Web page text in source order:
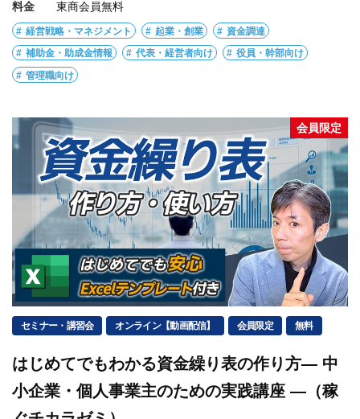
料金
東商会員無料
経営戦略・マネジメント 起業・創業 資金調達
補助金・助成金情報 代表・経営者向け 役員・幹部向け
管理職向け
会員限定
セミナー・講習会 オンライン【動画配信】 会員限定 無料
はじめてでもわかる資金繰り表の作り方― 中
小企業・個人事業主のための実践講座 ―（稼